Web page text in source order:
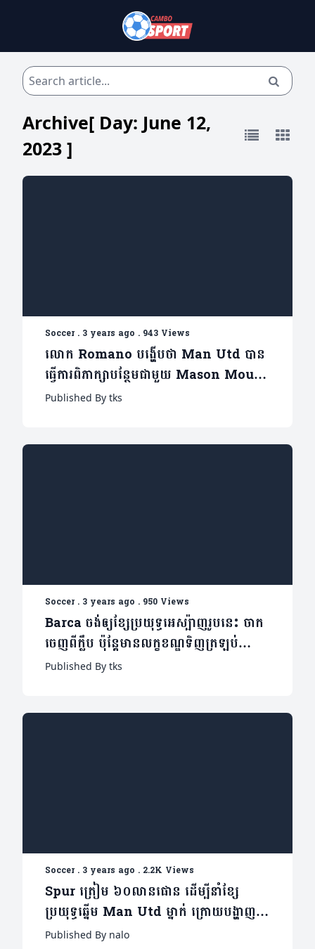
Archive[ Day: June 12,
2023 ]
Soccer. 3 years ago . 943 Views
លោក Romano បង្ហើបថា Man Utd បាន
ធ្វើការពិភាក្សាបន្ថែមជាមួយ Mason Mount
ជុំវិញការផ្ទេរថ្មីៗនេះ
Published By tks
Soccer. 3 years ago . 950 Views
Barca ចង់ឲ្យខ្សែប្រយុទ្ធអេស្ប៉ាញរូបនេះ ចាក
ចេញពីក្លឹប ប៉ុន្តែមានលក្ខខណ្ឌទិញត្រឡប់
មកវិញ
Published By tks
Soccer. 3 years ago . 2.2K Views
Spur ត្រៀម ៦០លានផោន ដើម្បីនាំខ្សែ
ប្រយុទ្ធឆ្នើម Man Utd ម្នាក់ ក្រោយបង្ហាញ
ខ្លួនមិនបានល្អ
Published By nalo